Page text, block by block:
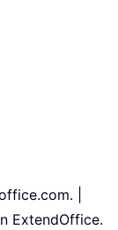
|
ExtendOffice.